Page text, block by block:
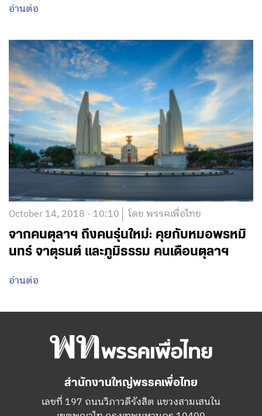
อ่านต่อ
October 14, 2018 - 10:10 โดย พรรคเพื่อไทย
จากคนตุลาฯ ถึงคนรุ่นใหม่: คุยกับหมอพรหมิ
นทร์ จาตุรนต์ และภูมิธรรม คนเดือนตุลาฯ
อ่านต่อ
สำนักงานใหญ่พรรคเพื่อไทย
เลขที่ 197 ถนนวิภาวดีรังสิต แขวงสามเสนใน